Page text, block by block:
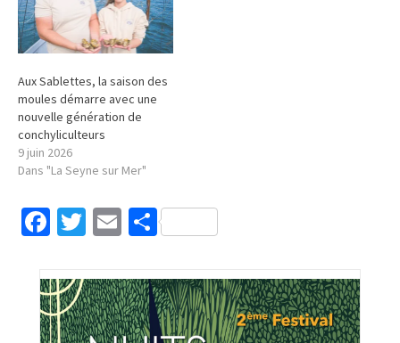
Aux Sablettes, la saison des
moules démarre avec une
nouvelle génération de
conchyliculteurs
9 juin 2026
Dans "La Seyne sur Mer"
Facebook
Twitter
EmailPartager